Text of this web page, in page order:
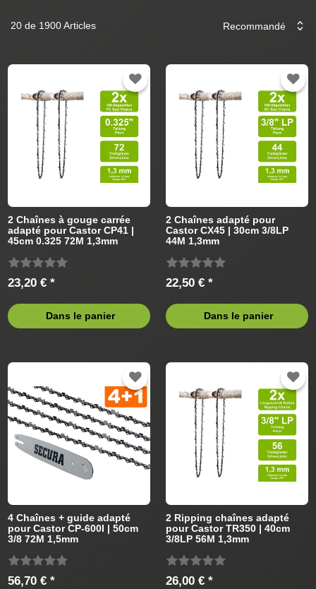
20 de 1900 Articles
2 Chaînes à gouge carrée
adapté pour Castor CP41 |
45cm 0.325 72M 1,3mm
23,20 € *
Dans le panier
2 Chaînes adapté pour
Castor CX45 | 30cm 3/8LP
44M 1,3mm
22,50 € *
Dans le panier
4 Chaînes + guide adapté
pour Castor CP-600I | 50cm
3/8 72M 1,5mm
56,70 € *
2 Ripping chaînes adapté
pour Castor TR350 | 40cm
3/8LP 56M 1,3mm
26,00 € *